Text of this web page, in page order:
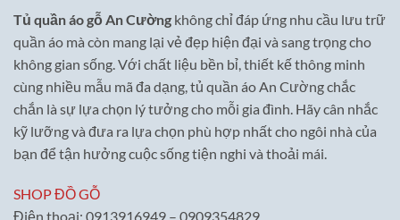
Tủ quần áo gỗ An Cường không chỉ đáp ứng nhu cầu lưu trữ
quần áo mà còn mang lại vẻ đẹp hiện đại và sang trọng cho
không gian sống. Với chất liệu bền bỉ, thiết kế thông minh
cùng nhiều mẫu mã đa dạng, tủ quần áo An Cường chắc
chắn là sự lựa chọn lý tưởng cho mỗi gia đình. Hãy cân nhắc
kỹ lưỡng và đưa ra lựa chọn phù hợp nhất cho ngôi nhà của
bạn để tận hưởng cuộc sống tiện nghi và thoải mái.
SHOP ĐỒ GỖ
Điện thoại: 0913916949 – 0909354829